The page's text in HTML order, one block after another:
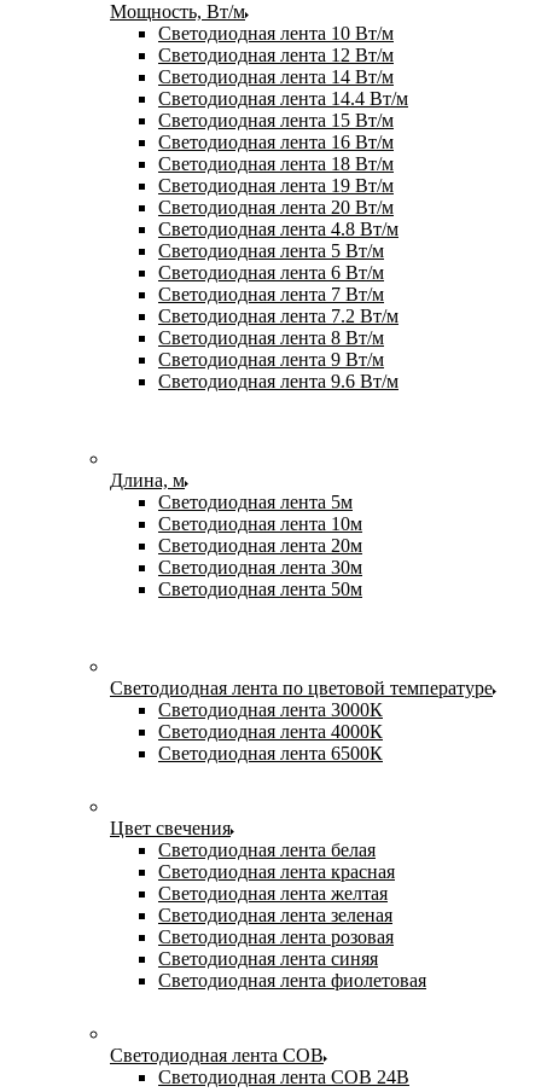
Мощность, Вт/м
Светодиодная лента 10 Вт/м
Светодиодная лента 12 Вт/м
Светодиодная лента 14 Вт/м
Светодиодная лента 14.4 Вт/м
Светодиодная лента 15 Вт/м
Светодиодная лента 16 Вт/м
Светодиодная лента 18 Вт/м
Светодиодная лента 19 Вт/м
Светодиодная лента 20 Вт/м
Светодиодная лента 4.8 Вт/м
Светодиодная лента 5 Вт/м
Светодиодная лента 6 Вт/м
Светодиодная лента 7 Вт/м
Светодиодная лента 7.2 Вт/м
Светодиодная лента 8 Вт/м
Светодиодная лента 9 Вт/м
Светодиодная лента 9.6 Вт/м
Длина, м
Светодиодная лента 5м
Светодиодная лента 10м
Светодиодная лента 20м
Светодиодная лента 30м
Светодиодная лента 50м
Светодиодная лента по цветовой температуре
Светодиодная лента 3000К
Светодиодная лента 4000К
Светодиодная лента 6500К
Цвет свечения
Светодиодная лента белая
Светодиодная лента красная
Светодиодная лента желтая
Светодиодная лента зеленая
Светодиодная лента розовая
Светодиодная лента синяя
Светодиодная лента фиолетовая
Светодиодная лента COB
Светодиодная лента COB 24В